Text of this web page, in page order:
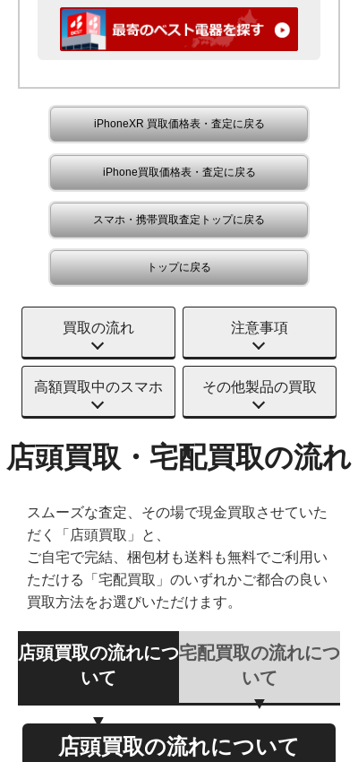
iPhoneXR 買取価格表・査定に戻る
iPhone買取価格表・査定に戻る
スマホ・携帯買取査定トップに戻る
トップに戻る
買取の流れ 注意事項
高額買取中のスマホ その他製品の買取
店頭買取・宅配買取の流れ
スムーズな査定、その場で現金買取させていた
だく「店頭買取」と、
ご自宅で完結、梱包材も送料も無料でご利用い
ただける「宅配買取」のいずれかご都合の良い
買取方法をお選びいただけます。
店頭買取の流れにつ
いて
宅配買取の流れにつ
いて
店頭買取の流れについて